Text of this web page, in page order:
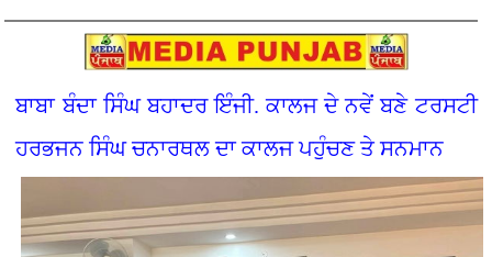
ਬਾਬਾ ਬੰਦਾ ਸਿੰਘ ਬਹਾਦਰ ਇੰਜੀ. ਕਾਲਜ ਦੇ ਨਵੇਂ ਬਣੇ ਟਰਸਟੀ
ਹਰਭਜਨ ਸਿੰਘ ਚਨਾਰਥਲ ਦਾ ਕਾਲਜ ਪਹੁੰਚਣ ਤੇ ਸਨਮਾਨ